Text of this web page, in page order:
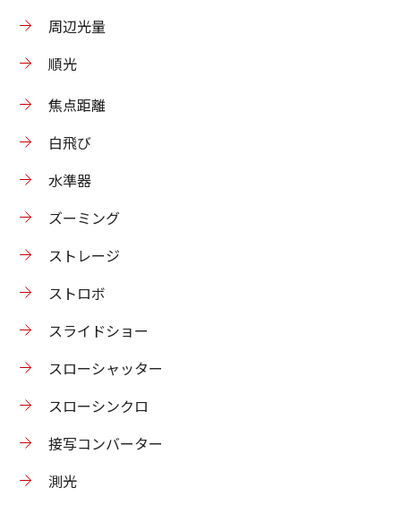
周辺光量
順光
焦点距離
白飛び
水準器
ズーミング
ストレージ
ストロボ
スライドショー
スローシャッター
スローシンクロ
接写コンバーター
測光